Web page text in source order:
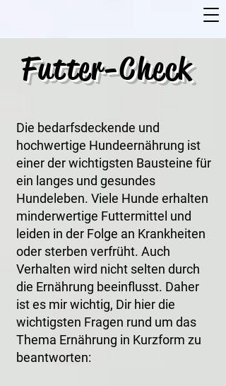
Futter-Check
Die bedarfsdeckende und
hochwertige Hundeernährung ist
einer der wichtigsten Bausteine für
ein langes und gesundes
Hundeleben. Viele Hunde erhalten
minderwertige Futtermittel und
leiden in der Folge an Krankheiten
oder sterben verfrüht. Auch
Verhalten wird nicht selten durch
die Ernährung beeinflusst. Daher
ist es mir wichtig, Dir hier die
wichtigsten Fragen rund um das
Thema Ernährung in Kurzform zu
beantworten: